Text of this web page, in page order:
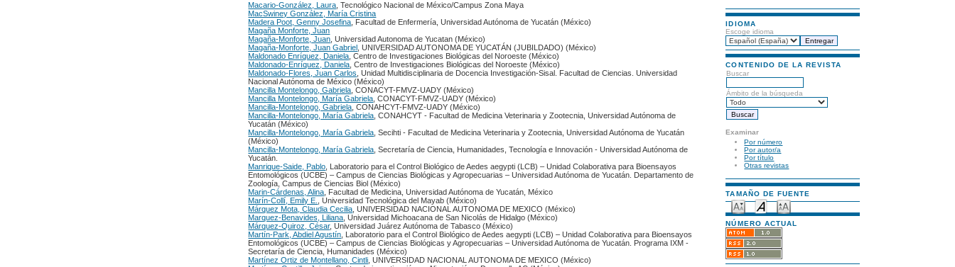
IDIOMA
Escoge idioma
CONTENIDO DE LA REVISTA
Buscar
Ámbito de la búsqueda
Examinar
Por número
Por autor/a
Por título
Otras revistas
TAMAÑO DE FUENTE
NÚMERO ACTUAL
Macario-González, Laura , Tecnológico Nacional de México/Campus Zona Maya
MacSwiney González, María Cristina
Madera Poot, Genny Josefina , Facultad de Enfermería, Universidad Autónoma de Yucatán (México)
Magaña Monforte, Juan
Magaña-Monforte, Juan , Universidad Autonoma de Yucatan (México)
Magaña-Monforte, Juan Gabriel
, UNIVERSIDAD AUTONOMA DE YUCATÁN (JUBILDADO) (México)
Maldonado Enríquez, Daniela , Centro de Investigaciones Biológicas del Noroeste (México)
Maldonado-Enríquez, Daniela , Centro de Investigaciones Biológicas del Noroeste (México)
Maldonado-Flores, Juan Carlos , Unidad Multidisciplinaria de Docencia Investigación-Sisal. Facultad de Ciencias. Universidad
Nacional Autónoma de México (México)
Mancilla Montelongo, Gabriela , CONACYT-FMVZ-UADY (México)
Mancilla Montelongo, María Gabriela , CONACYT-FMVZ-UADY (México)
Mancilla-Montelongo, Gabriela , CONAHCYT-FMVZ-UADY (México)
Mancilla-Montelongo, María Gabriela , CONAHCYT - Facultad de Medicina Veterinaria y Zootecnia, Universidad Autónoma de
Yucatán (México)
Mancilla-Montelongo, María Gabriela , Secihti - Facultad de Medicina Veterinaria y Zootecnia, Universidad Autónoma de Yucatán
(México)
Mancilla-Montelongo, María Gabriela , Secretaría de Ciencia, Humanidades, Tecnología e Innovación - Universidad Autónoma de
Yucatán.
Manrique-Saide, Pablo , Laboratorio para el Control Biológico de Aedes aegypti (LCB) – Unidad Colaborativa para Bioensayos
Entomológicos (UCBE) – Campus de Ciencias Biológicas y Agropecuarias – Universidad Autónoma de Yucatán. Departamento de
Zoología, Campus de Ciencias Biol (México)
Marin-Cárdenas, Alina , Facultad de Medicina, Universidad Autónoma de Yucatán, México
Marín-Collí, Emily E.
, Universidad Tecnológica del Mayab (México)
Márquez Mota, Claudia Cecilia , UNIVERSIDAD NACIONAL AUTONOMA DE MEXICO (México)
Marquez-Benavides, Liliana , Universidad Michoacana de San Nicolás de Hidalgo (México)
Márquez-Quiroz, César, Universidad Juárez Autónoma de Tabasco (México)
Martín-Park, Abdiel Agustín , Laboratorio para el Control Biológico de Aedes aegypti (LCB) – Unidad Colaborativa para Bioensayos
Entomológicos (UCBE) – Campus de Ciencias Biológicas y Agropecuarias – Universidad Autónoma de Yucatán. Programa IXM -
Secretaría de Ciencia, Humanidades (México)
Martínez Ortiz de Montellano, Cintli , UNIVERSIDAD NACIONAL AUTONOMA DE MEXICO (México)